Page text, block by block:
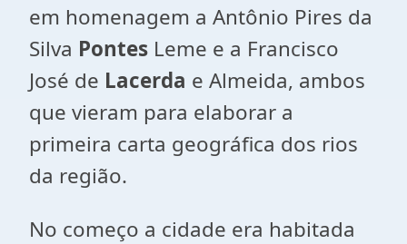
em homenagem a Antônio Pires da
Silva Pontes Leme e a Francisco
José de Lacerda e Almeida, ambos
que vieram para elaborar a
primeira carta geográfica dos rios
da região.
No começo a cidade era habitada